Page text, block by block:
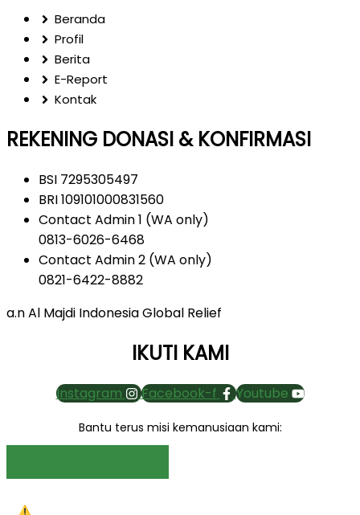
Beranda
Profil
Berita
E-Report
Kontak
REKENING DONASI & KONFIRMASI
BSI 7295305497
BRI 109101000831560
Contact Admin 1 (WA only)
0813-6026-6468
Contact Admin 2 (WA only)
0821-6422-8882
a.n Al Majdi Indonesia Global Relief
IKUTI KAMI
Instagram Facebook-f Youtube
Bantu terus misi kemanusiaan kami: